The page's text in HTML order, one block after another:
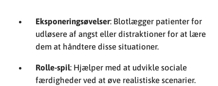
Eksponeringsøvelser: Blotlægger patienter for
udløsere af angst eller distraktioner for at lære
dem at håndtere disse situationer.
Rolle-spil: Hjælper med at udvikle sociale
færdigheder ved at øve realistiske scenarier.